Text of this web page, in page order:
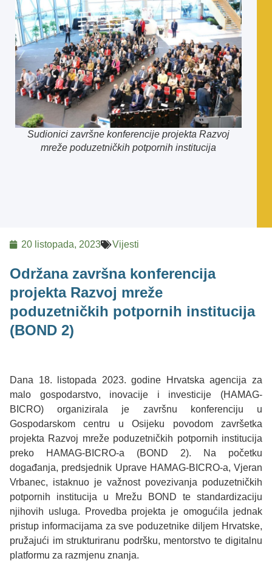
Sudionici završne konferencije projekta Razvoj
mreže poduzetničkih potpornih institucija
20 listopada, 2023 Vijesti
Održana završna konferencija
projekta Razvoj mreže
poduzetničkih potpornih institucija
(BOND 2)
Dana 18. listopada 2023. godine Hrvatska agencija za
malo gospodarstvo, inovacije i investicije (HAMAG-
BICRO) organizirala je završnu konferenciju u
Gospodarskom centru u Osijeku povodom završetka
projekta Razvoj mreže poduzetničkih potpornih institucija
preko HAMAG-BICRO-a (BOND 2). Na početku
događanja, predsjednik Uprave HAMAG-BICRO-a, Vjeran
Vrbanec, istaknuo je važnost povezivanja poduzetničkih
potpornih institucija u Mrežu BOND te standardizaciju
njihovih usluga. Provedba projekta je omogućila jednak
pristup informacijama za sve poduzetnike diljem Hrvatske,
pružajući im strukturiranu podršku, mentorstvo te digitalnu
platformu za razmjenu znanja.